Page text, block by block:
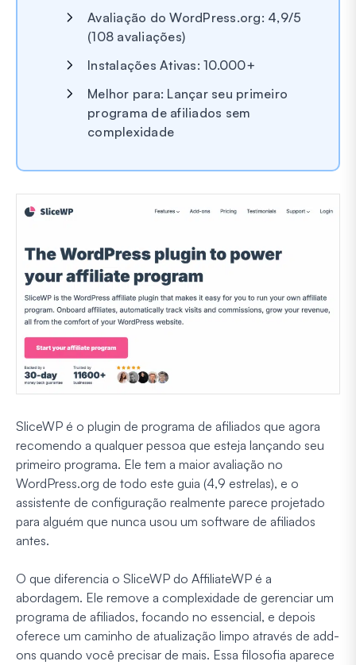
Avaliação do WordPress.org: 4,9/5
(108 avaliações)
Instalações Ativas: 10.000+
Melhor para: Lançar seu primeiro
programa de afiliados sem
complexidade
SliceWP é o plugin de programa de afiliados que agora
recomendo a qualquer pessoa que esteja lançando seu
primeiro programa. Ele tem a maior avaliação no
WordPress.org de todo este guia (4,9 estrelas), e o
assistente de configuração realmente parece projetado
para alguém que nunca usou um software de afiliados
antes.
O que diferencia o SliceWP do AffiliateWP é a
abordagem. Ele remove a complexidade de gerenciar um
programa de afiliados, focando no essencial, e depois
oferece um caminho de atualização limpo através de add-
ons quando você precisar de mais. Essa filosofia aparece